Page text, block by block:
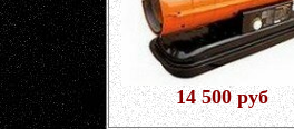
14 500 руб